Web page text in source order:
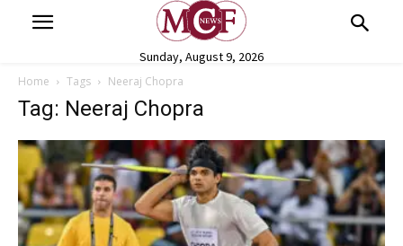
Sunday, August 9, 2026
Home Tags Neeraj Chopra
Tag: Neeraj Chopra